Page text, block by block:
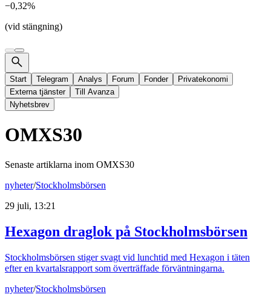
−0,32%
(vid stängning)
Start Telegram Analys Forum Fonder
Privatekonomi
Externa tjänster
Till Avanza
Nyhetsbrev
OMXS30
Senaste artiklarna inom OMXS30
nyheter/Stockholmsbörsen
29 juli, 13:21
Hexagon draglok på Stockholmsbörsen
Stockholmsbörsen stiger svagt vid lunchtid med Hexagon i täten
efter en kvartalsrapport som överträffade förväntningarna.
nyheter/Stockholmsbörsen